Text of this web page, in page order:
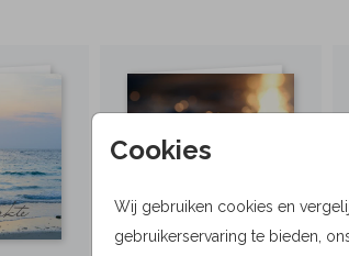
Cookies
Wij gebruiken cookies en
gebruikerservaring te bieden,